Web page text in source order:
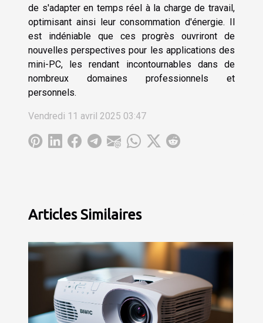
de s'adapter en temps réel à la charge de travail,
optimisant ainsi leur consommation d'énergie. Il
est indéniable que ces progrès ouvriront de
nouvelles perspectives pour les applications des
mini-PC, les rendant incontournables dans de
nombreux domaines professionnels et
personnels.
Vendredi 11 avril 2025 03:47
Articles Similaires